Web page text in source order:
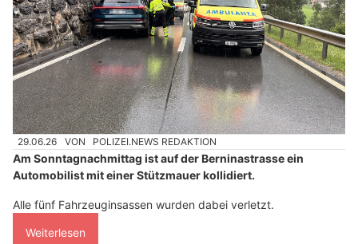
29.06.26 VON POLIZEI.NEWS REDAKTION
Am Sonntagnachmittag ist auf der Berninastrasse ein
Automobilist mit einer Stützmauer kollidiert.
Alle fünf Fahrzeuginsassen wurden dabei verletzt.
Weiterlesen